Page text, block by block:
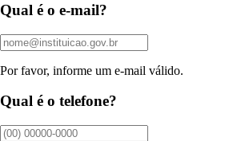
Qual é o e-mail?
Por favor, informe um e-mail válido.
Qual é o telefone?